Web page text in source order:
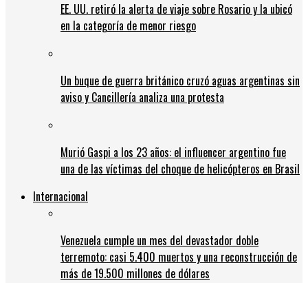
EE. UU. retiró la alerta de viaje sobre Rosario y la ubicó
en la categoría de menor riesgo
Un buque de guerra británico cruzó aguas argentinas sin
aviso y Cancillería analiza una protesta
Murió Gaspi a los 23 años: el influencer argentino fue
una de las víctimas del choque de helicópteros en Brasil
Internacional
Venezuela cumple un mes del devastador doble
terremoto: casi 5.400 muertos y una reconstrucción de
más de 19.500 millones de dólares